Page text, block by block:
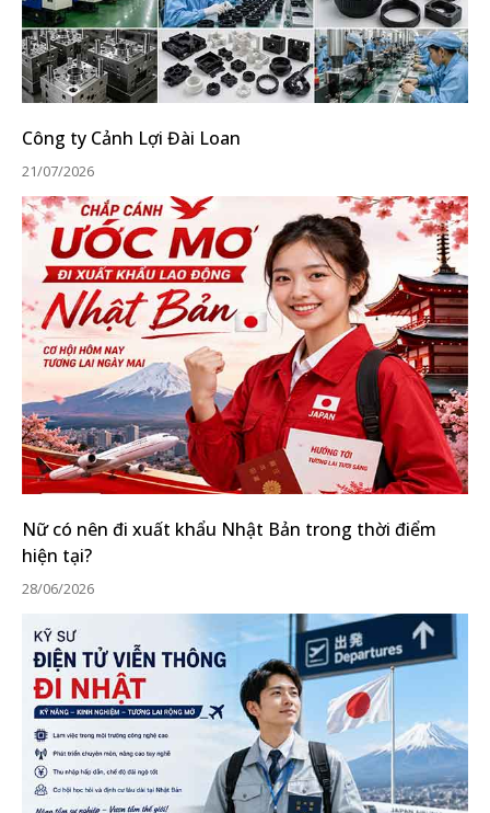
Công ty Cảnh Lợi Đài Loan
21/07/2026
Nữ có nên đi xuất khẩu Nhật Bản trong thời điểm
hiện tại?
28/06/2026